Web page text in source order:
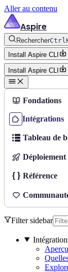
Aller au contenu
Aspire
RechercherCtrl
Install Aspire CLI
Install Aspire CLI
Fondations
Intégrations
Tableau de
Déploiement
Référence
Filter sidebar
Aperçu